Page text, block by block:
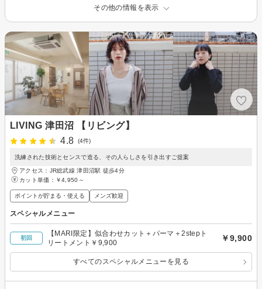
その他の情報を表示
LIVING 津田沼 【リビング】
4.8
(4件)
洗練された技術とセンスで造る、その人らしさを引き出すご提案
アクセス：JR総武線 津田沼駅 徒歩4分
カット単価： ￥4,950～
ポイントが貯まる・使える メンズ歓迎
スペシャルメニュー
初回
【MARI限定】似合わせカット＋パーマ＋2stepト
リートメント￥9,900
￥9,900
すべてのスペシャルメニューを見る